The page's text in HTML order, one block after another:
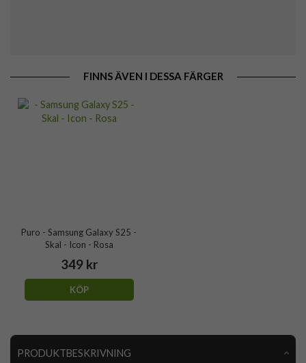
FINNS ÄVEN I DESSA FÄRGER
Puro - Samsung Galaxy S25 -
Skal - Icon - Rosa
349 kr
KÖP
PRODUKTBESKRIVNING